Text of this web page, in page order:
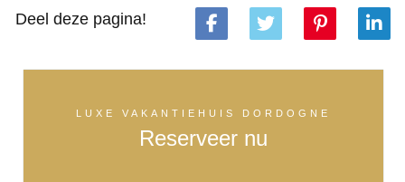
Deel deze pagina!
LUXE VAKANTIEHUIS DORDOGNE
Reserveer nu